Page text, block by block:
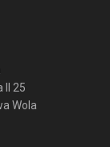
II 25
Wola